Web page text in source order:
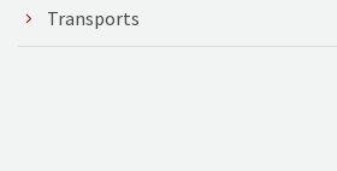
Transports